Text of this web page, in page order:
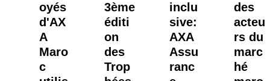
oyés
d'AX
A
Maro
c
3ème
éditi
on
des
Trop
inclu
sive:
AXA
Assu
ranc
des
acteu
rs du
marc
hé